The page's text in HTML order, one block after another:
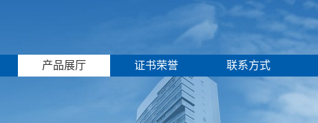
产品展厅 证书荣誉 联系方式